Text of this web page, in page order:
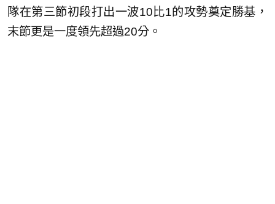
隊在第三節初段打出一波10比1的攻勢奠定勝基，
末節更是一度領先超過20分。